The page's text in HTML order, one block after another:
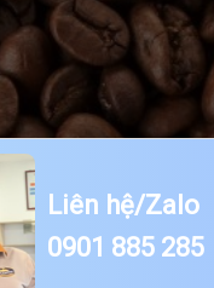
Liên hệ/Zalo
0901 885 285